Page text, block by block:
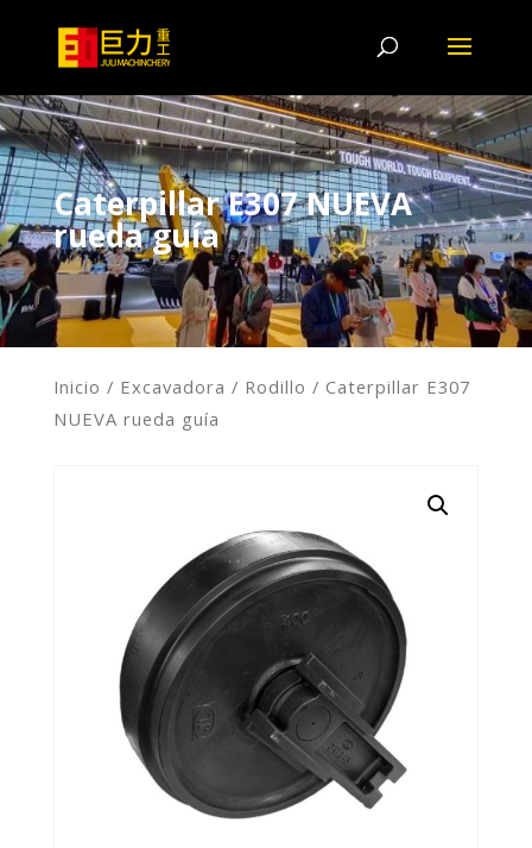
Caterpillar E307 NUEVA
rueda guía
Inicio / Excavadora / Rodillo / Caterpillar E307
NUEVA rueda guía